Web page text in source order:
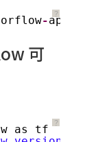
？
-apu
可
？
as tf